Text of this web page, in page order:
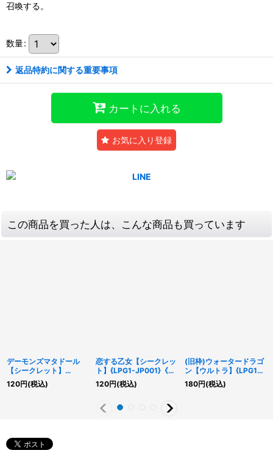
召喚する。
数量:
返品特約に関する重要事項
カートに入れる
お気に入り登録
この商品を買った人は、こんな商品も買っています
デーモンズマタドール
【シークレット】
{LPG1-JP004}《儀式》
120円(税込)
恋する乙女【シークレッ
ト】{LPG1-JP001}《モ
ンスター》
120円(税込)
(旧枠)ウォータードラゴ
ン【ウルトラ】{LPG1-
JP039}《モンスター》
180円(税込)